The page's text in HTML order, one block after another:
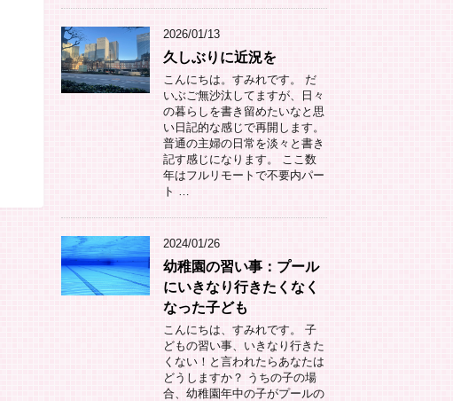
2026/01/13
久しぶりに近況を
こんにちは。すみれです。 だ
いぶご無沙汰してますが、日々
の暮らしを書き留めたいなと思
い日記的な感じで再開します。
普通の主婦の日常を淡々と書き
記す感じになります。 ここ数
年はフルリモートで不要内パー
ト …
2024/01/26
幼稚園の習い事：プール
にいきなり行きたくなく
なった子ども
こんにちは、すみれです。 子
どもの習い事、いきなり行きた
くない！と言われたらあなたは
どうしますか？ うちの子の場
合、幼稚園年中の子がプールの